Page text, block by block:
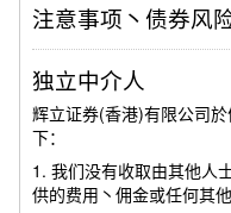
注意事项丶债券风
独立中介人
辉立证券(香港)有限公司
下：
1. 我们没有收取由其他人
供的费用丶佣金或任何其